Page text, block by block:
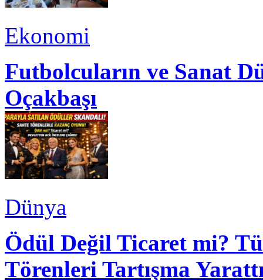
Ekonomi
Futbolcuların ve Sanat
Oçakbaşı
Dünya
Ödül Değil Ticaret mi?
Törenleri Tartışma